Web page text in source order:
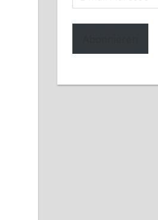
Mail-
Adresse